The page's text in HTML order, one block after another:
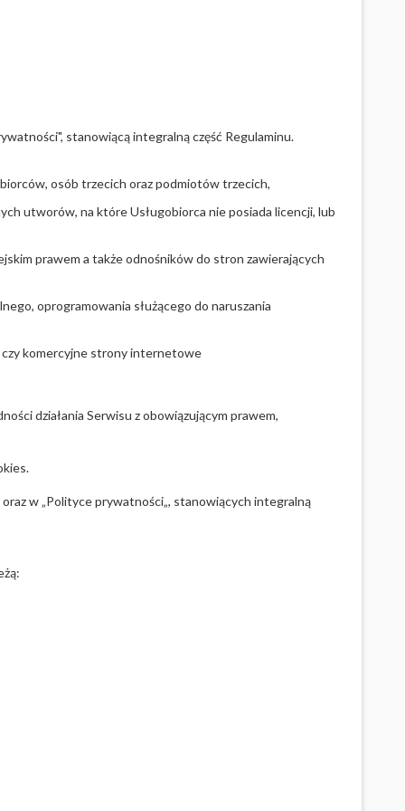
", stanowiącą integralną część Regulaminu.
osób trzecich oraz podmiotów trzecich,
utworów, na które Usługobiorca nie posiada licencji, lub
prawem a także odnośników do stron zawierających
oprogramowania służącego do naruszania
czy komercyjne strony internetowe
działania Serwisu z obowiązującym prawem,
oraz w „Polityce prywatności„, stanowiących integralną